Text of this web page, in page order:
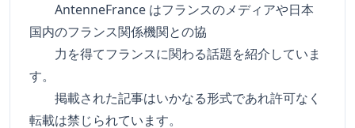
AntenneFrance はフランスのメディアや日本
国内のフランス関係機関との協
力を得てフランスに関わる話題を紹介していま
す。
掲載された記事はいかなる形式であれ許可なく
転載は禁じられています。